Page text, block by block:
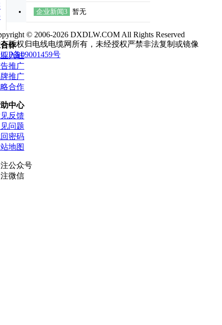
企业新闻3 暂无
作
入驻
推广
推广
合作
中心
反馈
问题
密码
地图
公众号
微信
© 2006-2026 DXDLW.COM All Rights Reserved
版权归电线电缆网所有，未经授权严禁非法复制或镜像
备09001459号